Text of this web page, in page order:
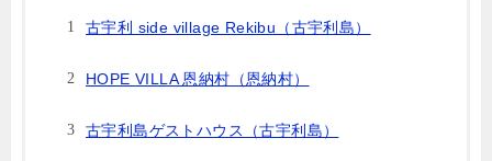
古宇利 side village Rekibu（古宇利島）
HOPE VILLA 恩納村（恩納村）
古宇利島ゲストハウス（古宇利島）